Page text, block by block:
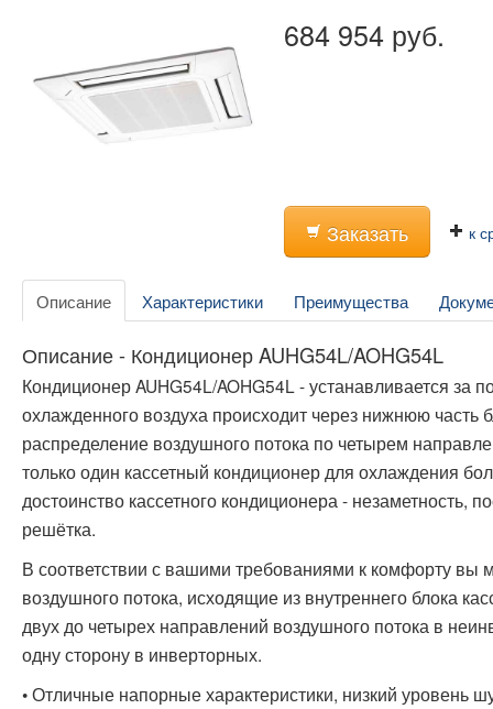
684 954 руб.
Заказать к
Описание Характеристики Преимущества
Описание - Кондиционер AUHG54L/AOHG54L
Кондиционер AUHG54L/AOHG54L - устанавливается за
охлажденного воздуха происходит через нижнюю
распределение воздушного потока по четырем
только один кассетный кондиционер для охлаждения
достоинство кассетного кондиционера - незаметность,
решётка.
В соответствии с вашими требованиями к комфорту вы
воздушного потока, исходящие из внутреннего блока
двух до четырех направлений воздушного потока в
одну сторону в инверторных.
• Отличные напорные характеристики, низкий уровень